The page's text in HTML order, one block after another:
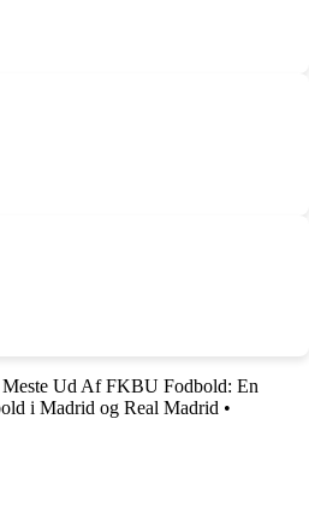
Meste Ud Af FKBU Fodbold: En
i Madrid og Real Madrid •